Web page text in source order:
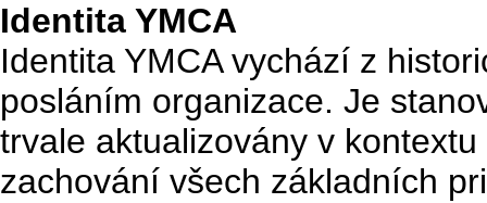
Identita YMCA
Identita YMCA vychází z
posláním organizace. Je
trvale aktualizovány v
zachování všech základních